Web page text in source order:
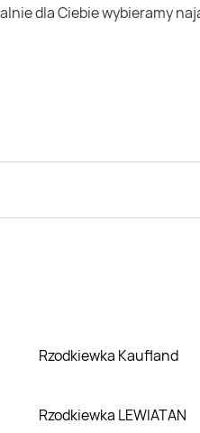
Rzodkiewka Kaufland
Rzodkiewka LEWIATAN